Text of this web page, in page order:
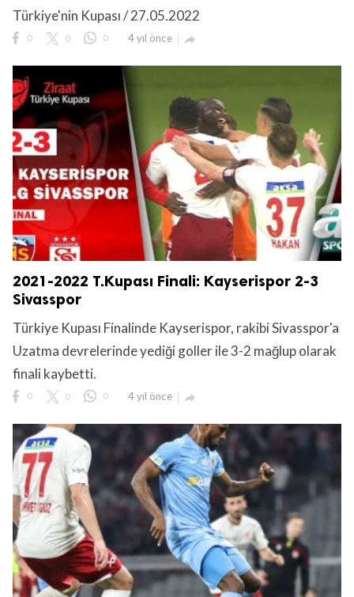
Türkiye'nin Kupası / 27.05.2022
0 0 0 4 yıl önce 
2021-2022 T.Kupası Finali: Kayserispor 2-3
Sivasspor
Türkiye Kupası Finalinde Kayserispor, rakibi Sivasspor'a
Uzatma devrelerinde yediği goller ile 3-2 mağlup olarak
finali kaybetti.
0 0 0 4 yıl önce 